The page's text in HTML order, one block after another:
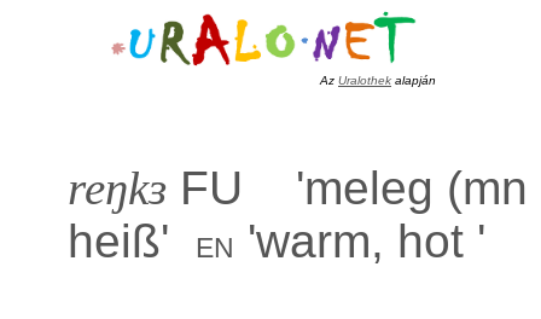
Az Uralothek alapján
reŋkɜ FU 'meleg
heiß' en 'warm, hot '